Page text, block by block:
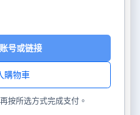
購物車
号或链接
按所选方式完成支付。